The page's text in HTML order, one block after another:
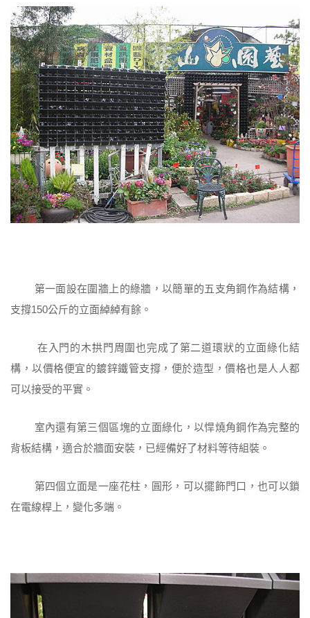
第一面設在圍牆上的綠牆，以簡單的五支角鋼作為結構，
支撐150公斤的立面綽綽有餘。
在入門的木拱門周圍也完成了第二道環狀的立面綠化結
構，以價格便宜的鍍鋅鐵管支撐，便於造型，價格也是人人都
可以接受的平實。
室內還有第三個區塊的立面綠化，以悍燒角鋼作為完整的
背板結構，適合於牆面安裝，已經備好了材料等待組裝。
第四個立面是一座花柱，圓形，可以擺飾門口，也可以鎖
在電線桿上，變化多端。